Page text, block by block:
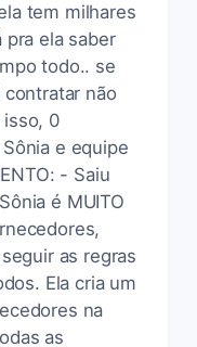
tem milhares
pra ela saber
todo.. se
não
isso, 0
e equipe
- Saiu
é MUITO
as regras
Ela cria um
na
as